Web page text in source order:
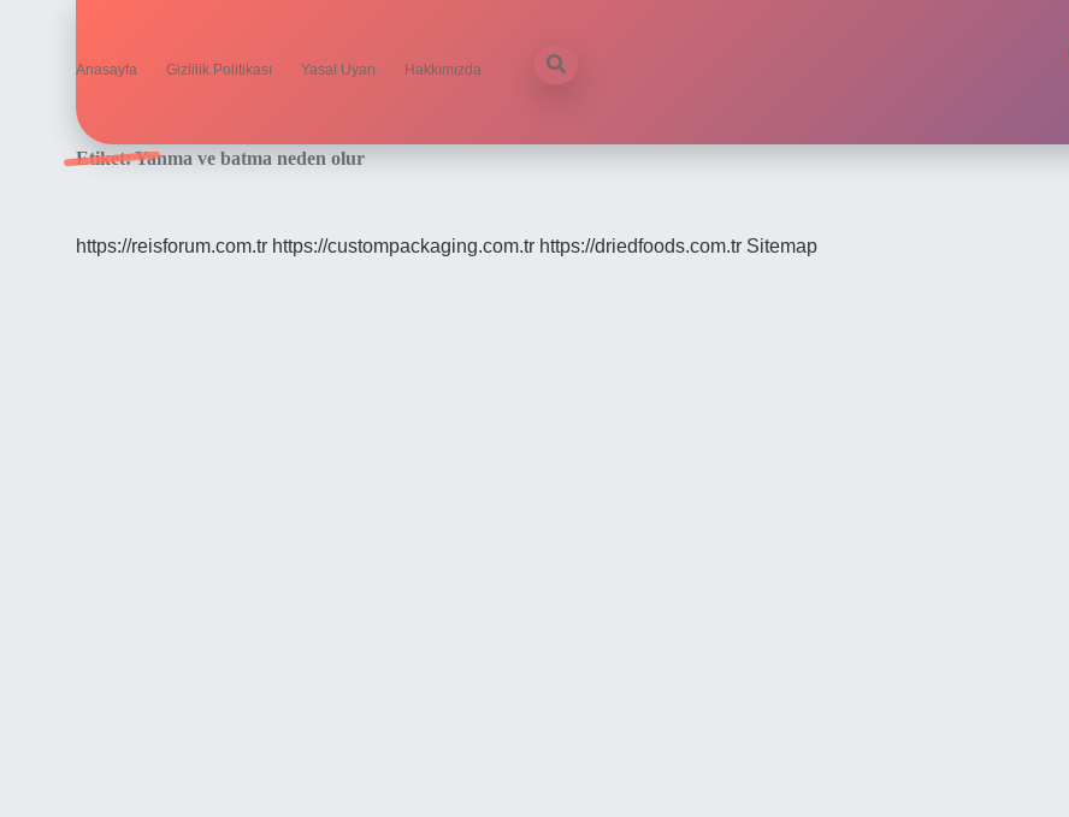
Anasayfa Gizlilik Politikası Yasal Uyarı Hakkımızda
Etiket:Yanma ve batma neden olur
https://reisforum.com.tr https://custompackaging.com.tr https://driedfoods.com.tr Sitemap